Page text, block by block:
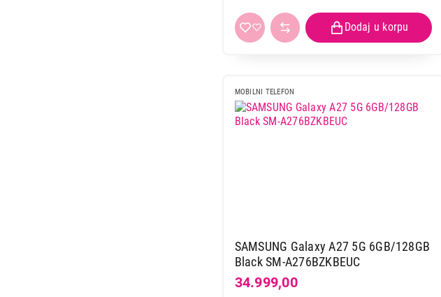
MOBILNI TELEFON
SAMSUNG Galaxy A27 5G 6GB/128GB
Black SM-A276BZKBEUC
34.999,00